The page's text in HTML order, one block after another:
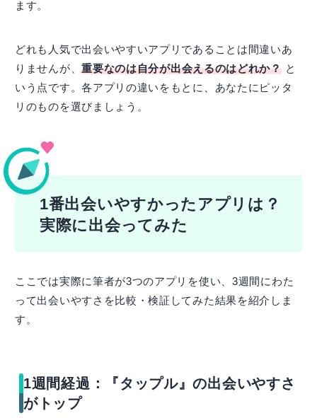
ます。
どれも人気で出会いやすいアプリであることは間違いあ
りませんが、重要なのは自分が出会えるのはどれか？と
いう点です。各アプリの違いをもとに、あなたにピッタ
リのものを選びましょう。
1番出会いやすかったアプリは？
実際に出会ってみた
ここでは実際に筆者が3つのアプリを使い、3週間にわた
って出会いやすさを比較・検証してみた結果を紹介しま
す。
1週間経過：『タップル』の出会いやすさ
がトップ